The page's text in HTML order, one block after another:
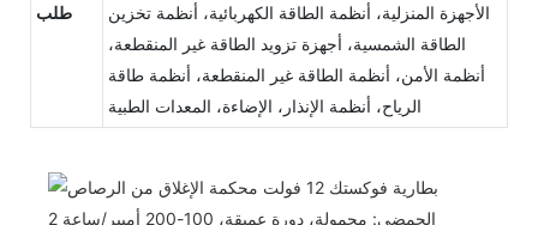
طلب
الأجهزة المنزلية، أنظمة الطاقة الكهربائية، أنظمة تخزين
الطاقة الشمسية، أجهزة تزويد الطاقة غير المنقطعة،
أنظمة الأمن، أنظمة الطاقة غير المنقطعة، أنظمة طاقة
الرياح، أنظمة الإنذار، الإضاءة، المعدات الطبية